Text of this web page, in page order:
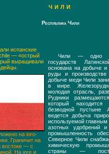
ЧИЛИ
Республика Чили
испанские
— «острый
выращивали
на юго-
Граничит на
востоке — с
На юге и
Чили — одно
государств
основана на добыче
руды и
добыче меди Чили
в мире.
молодая отрасль,
Рудники
который
безводной пустыне
ведется добыча
используемой главным
азотных удобрений
промышленность
Северное Чили
химическую
страны —